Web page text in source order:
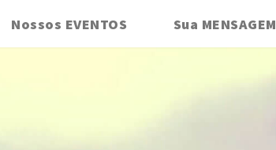
Nossos EVENTOS Sua MENSAGEM